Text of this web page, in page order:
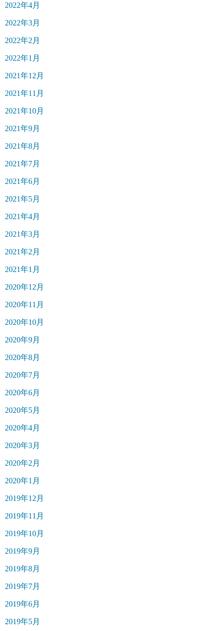
2022年4月
2022年3月
2022年2月
2022年1月
2021年12月
2021年11月
2021年10月
2021年9月
2021年8月
2021年7月
2021年6月
2021年5月
2021年4月
2021年3月
2021年2月
2021年1月
2020年12月
2020年11月
2020年10月
2020年9月
2020年8月
2020年7月
2020年6月
2020年5月
2020年4月
2020年3月
2020年2月
2020年1月
2019年12月
2019年11月
2019年10月
2019年9月
2019年8月
2019年7月
2019年6月
2019年5月